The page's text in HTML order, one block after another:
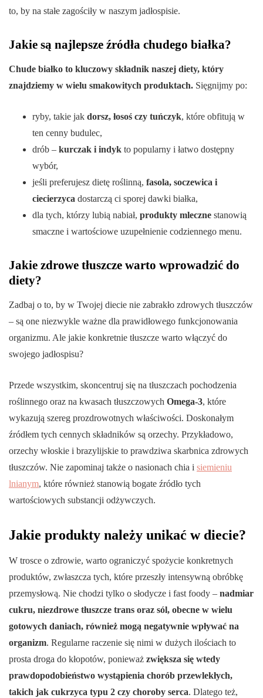
to, by na stałe zagościły w naszym jadłospisie.
Jakie są najlepsze źródła chudego białka?
Chude białko to kluczowy składnik naszej diety, który
znajdziemy w wielu smakowitych produktach. Sięgnijmy po:
ryby, takie jak dorsz, łosoś czy tuńczyk, które obfitują w
ten cenny budulec,
drób – kurczak i indyk to popularny i łatwo dostępny
wybór,
jeśli preferujesz dietę roślinną, fasola, soczewica i
ciecierzyca dostarczą ci sporej dawki białka,
dla tych, którzy lubią nabiał, produkty mleczne stanowią
smaczne i wartościowe uzupełnienie codziennego menu.
Jakie zdrowe tłuszcze warto wprowadzić do
diety?
Zadbaj o to, by w Twojej diecie nie zabrakło zdrowych tłuszczów
– są one niezwykle ważne dla prawidłowego funkcjonowania
organizmu. Ale jakie konkretnie tłuszcze warto włączyć do
swojego jadłospisu?
Przede wszystkim, skoncentruj się na tłuszczach pochodzenia
roślinnego oraz na kwasach tłuszczowych Omega-3, które
wykazują szereg prozdrowotnych właściwości. Doskonałym
źródłem tych cennych składników są orzechy. Przykładowo,
orzechy włoskie i brazylijskie to prawdziwa skarbnica zdrowych
tłuszczów. Nie zapominaj także o nasionach chia i siemieniu
lnianym, które również stanowią bogate źródło tych
wartościowych substancji odżywczych.
Jakie produkty należy unikać w diecie?
W trosce o zdrowie, warto ograniczyć spożycie konkretnych
produktów, zwłaszcza tych, które przeszły intensywną obróbkę
przemysłową. Nie chodzi tylko o słodycze i fast foody – nadmiar
cukru, niezdrowe tłuszcze trans oraz sól, obecne w wielu
gotowych daniach, również mogą negatywnie wpływać na
organizm. Regularne raczenie się nimi w dużych ilościach to
prosta droga do kłopotów, ponieważ zwiększa się wtedy
prawdopodobieństwo wystąpienia chorób przewlekłych,
takich jak cukrzyca typu 2 czy choroby serca. Dlatego też,